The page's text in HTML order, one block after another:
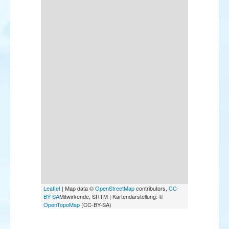
Leaflet | Map data ©OpenStreetMapcontributors, CC-
BY-SAMitwirkende, SRTM | Kartendarstellung: ©
OpenTopoMap (CC-BY-SA)